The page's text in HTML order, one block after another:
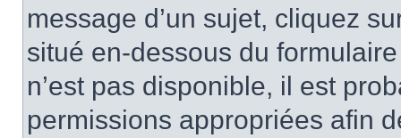
message d’un sujet, cliquez
situé en-dessous du
n’est pas disponible, il est
permissions appropriées afin